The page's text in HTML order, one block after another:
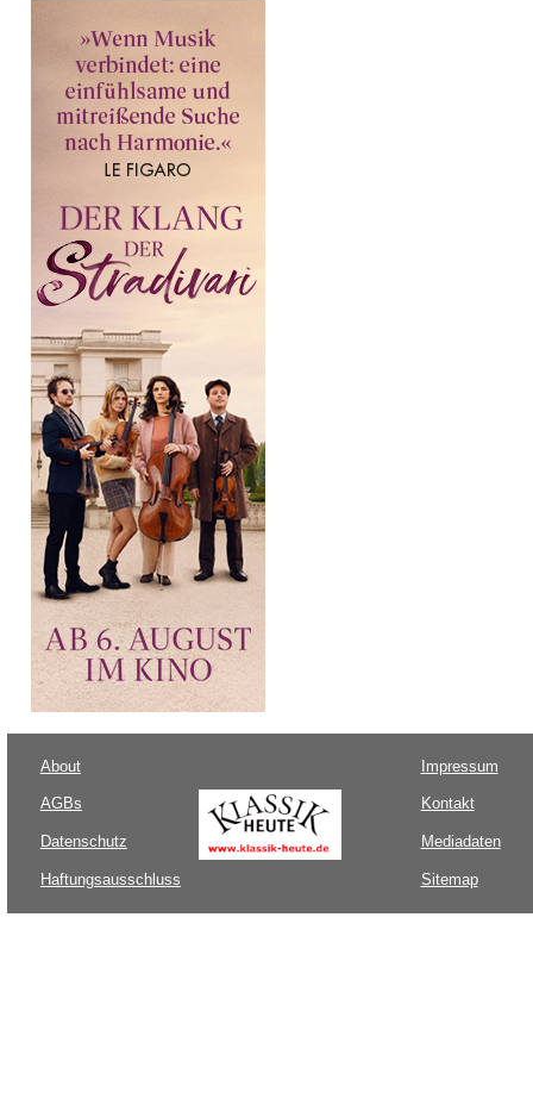
About
AGBs
Datenschutz
Haftungsausschluss
Impressum
Kontakt
Mediadaten
Sitemap